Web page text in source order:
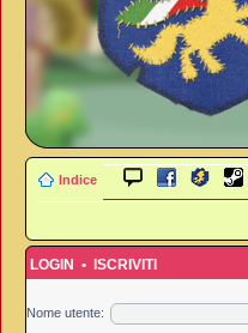
Indice
LOGIN • ISCRIVITI
Nome utente: